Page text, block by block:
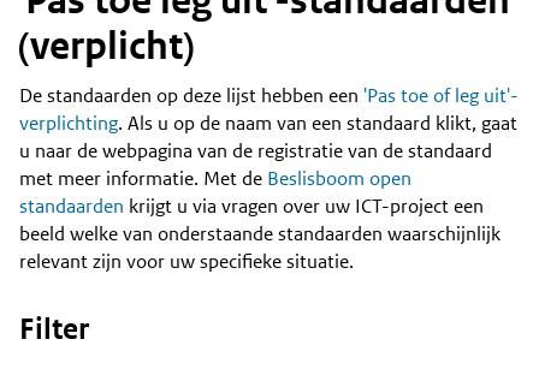
(verplicht)
Content
De standaarden op deze lijst hebben een 'Pas toe of leg uit'-
verplichting. Als u op de naam van een standaard klikt, gaat
u naar de webpagina van de registratie van de standaard
met meer informatie. Met de Beslisboom open
standaarden krijgt u via vragen over uw ICT-project een
beeld welke van onderstaande standaarden waarschijnlijk
relevant zijn voor uw specifieke situatie.
Filter